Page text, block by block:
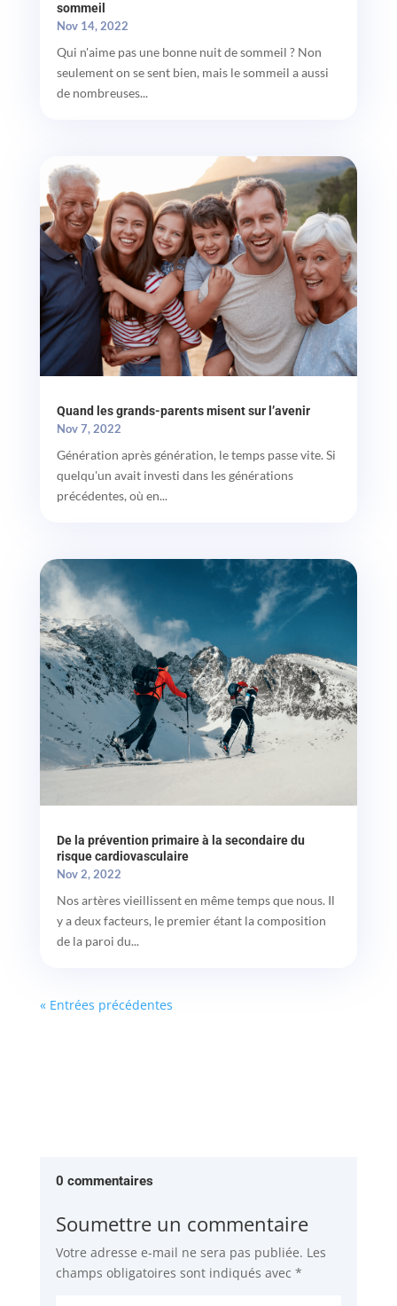
sommeil
Nov 14, 2022
Qui n'aime pas une bonne nuit de sommeil ? Non
seulement on se sent bien, mais le sommeil a aussi
de nombreuses...
Quand les grands-parents misent sur l’avenir
Nov 7, 2022
Génération après génération, le temps passe vite. Si
quelqu'un avait investi dans les générations
précédentes, où en...
De la prévention primaire à la secondaire du
risque cardiovasculaire
Nov 2, 2022
Nos artères vieillissent en même temps que nous. Il
y a deux facteurs, le premier étant la composition
de la paroi du...
« Entrées précédentes
0 commentaires
Soumettre un commentaire
Votre adresse e-mail ne sera pas publiée. Les
champs obligatoires sont indiqués avec *